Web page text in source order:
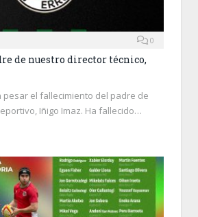
0
de nuestro director técnico,
pesar el fallecimiento del padre de
Iñigo Imaz. Ha fallecido…